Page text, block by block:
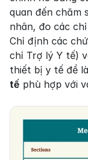
quan đến chăm
nhân, đo các
Chỉ định các
chỉ Trợ lý Y tế)
thiết bị y tế để
tế phù hợp với